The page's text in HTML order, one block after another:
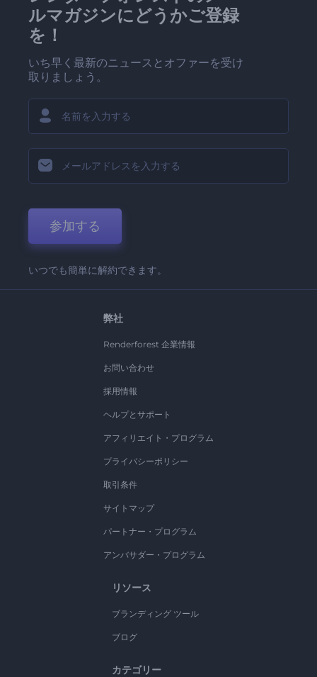
ルマガジンにどうかご登録
を！
いち早く最新のニュースとオファーを受け
取りましょう。
参加する
いつでも簡単に解約できます。
弊社
Renderforest 企業情報
お問い合わせ
採用情報
ヘルプとサポート
アフィリエイト・プログラム
プライバシーポリシー
取引条件
サイトマップ
パートナー・プログラム
アンバサダー・プログラム
リソース
ブランディング ツール
ブログ
カテゴリー